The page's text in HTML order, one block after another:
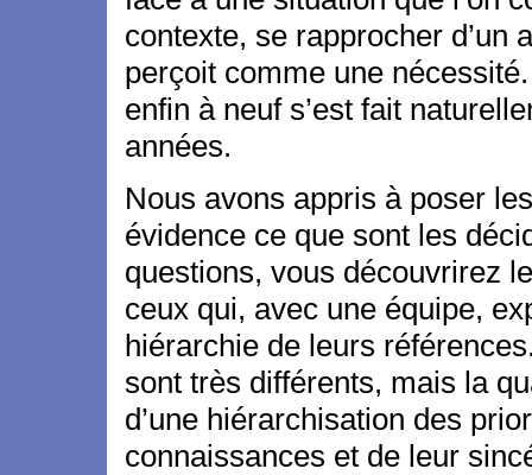
contexte, se rapprocher d’un
perçoit comme une
enfin à neuf s’est fait
années.
Nous avons appris à poser
évidence ce que sont les
questions, vous découvrirez
ceux qui, avec une équipe,
hiérarchie de leurs
sont très différents, mais la
d’une hiérarchisation des
connaissances et de leur